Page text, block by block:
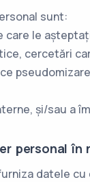
sunt:
care le
cercetări
și/sau a
personal în
datele cu